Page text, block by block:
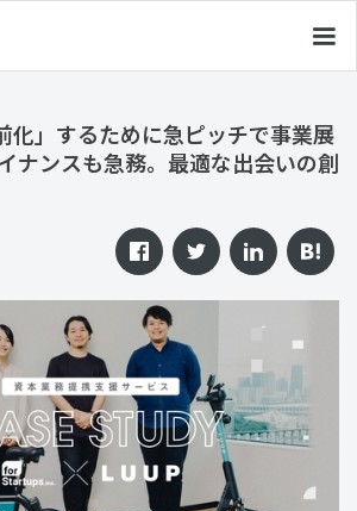
化」するために急ピッチで事業展
ナンスも急務。最適な出会いの創